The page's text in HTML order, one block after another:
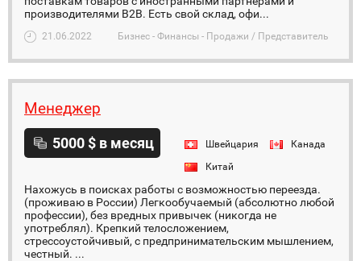
производителями B2B. Есть свой склад, офи...
21.06.2022 Бизнес - Финансы - Продажи / Представитель
Менеджер
5000 $ в месяц Швейцария
Канада
Китай
Нахожусь в поисках работы с возможностью переезда.
(проживаю в России) Легкообучаемый (абсолютно любой
профессии), без вредных привычек (никогда не
употреблял). Крепкий телосложением,
стрессоустойчивый, с предпринимательским мышлением,
честный. ...